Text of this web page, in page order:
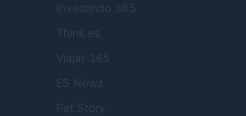
Investindo 365
Think.es
Viajar 365
ES Newz
Pet Story